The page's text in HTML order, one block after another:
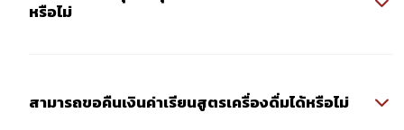
หรือไม่
สามารถขอคืนเงินค่าเรียนสูตรเครื่องดื่มได้หรือไม่